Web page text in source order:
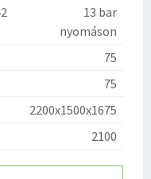
13 bar
nyomáson
75
75
2200x1500x1675
2100